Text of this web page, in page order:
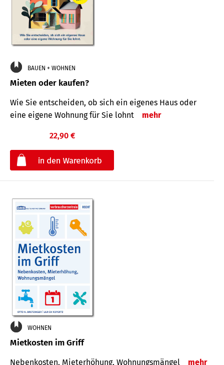
BAUEN + WOHNEN
Mieten oder kaufen?
Wie Sie entscheiden, ob sich ein eigenes Haus oder
eine eigene Wohnung für Sie lohnt
mehr
22,90 €
WOHNEN
Mietkosten im Griff
Nebenkosten, Mieterhöhung, Wohnungsmängel mehr